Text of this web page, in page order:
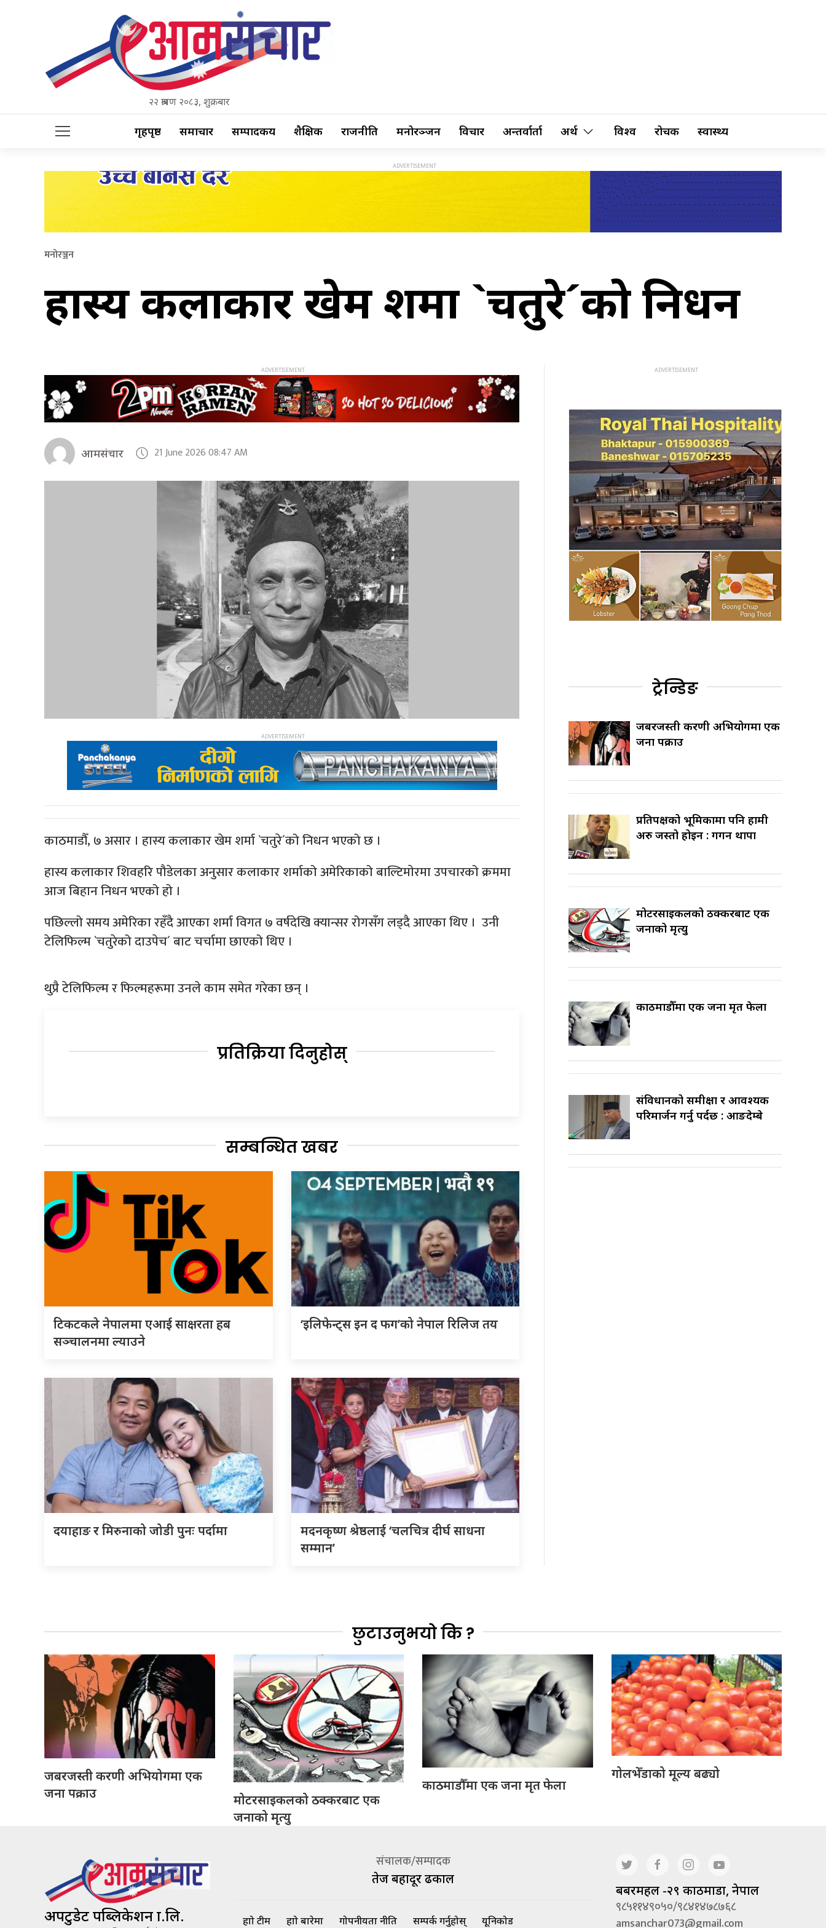
२२ श्रावण २०८३, शुक्रबार
गृहपृष्ठ समाचार सम्पादकीय शैक्षिक राजनीति मनोरञ्जन विचार अन्तर्वार्ता अर्थ विश्व रोचक स्वास्थ्य
मनोरञ्जन
हास्य कलाकार खेम शर्मा `चतुरे´को निधन
आमसंचार 21 June 2026 08:47 AM
काठमाडौँ, ७ असार । हास्य कलाकार खेम शर्मा `चतुरे´को निधन भएको छ ।
हास्य कलाकार शिवहरि पौडेलका अनुसार कलाकार शर्माको अमेरिकाको बाल्टिमाेरमा उपचारको क्रममा
आज बिहान निधन भएको हो ।
पछिल्लो समय अमेरिका रहँदै आएका शर्मा विगत ७ वर्षदेखि क्यान्सर रोगसँग लड्दै आएका थिए । उनी
टेलिफिल्म `चतुरेको दाउपेच´ बाट चर्चामा छाएको थिए ।
थुप्रै टेलिफिल्म र फिल्महरूमा उनले काम समेत गरेका छन् ।
प्रतिक्रिया दिनुहोस्
सम्बन्धित खबर
टिकटकले नेपालमा एआई साक्षरता हब
सञ्चालनमा ल्याउने
‘इलिफेन्ट्स इन द फग’को नेपाल रिलिज तय
दयाहाङ र मिरुनाको जोडी पुनः पर्दामा
मदनकृष्ण श्रेष्ठलाई ‘चलचित्र दीर्घ साधना
सम्मान’
ट्रेन्डिङ
जबरजस्ती करणी अभियोगमा एक
जना पक्राउ
प्रतिपक्षको भूमिकामा पनि हामी
अरु जस्तो होइन : गगन थापा
मोटरसाइकलको ठक्करबाट एक
जनाको मृत्यु
काठमाडौँमा एक जना मृत फेला
संविधानको समीक्षा र आवश्यक
परिमार्जन गर्नु पर्दछ : आङदेम्बे
छुटाउनुभयो कि ?
जबरजस्ती करणी अभियोगमा एक
जना पक्राउ
मोटरसाइकलको ठक्करबाट एक
जनाको मृत्यु
काठमाडौँमा एक जना मृत फेला
गोलभेँडाको मूल्य बढ्यो
अपटुडेट पब्लिकेशन प्रा.लि.
संचालक/सम्पादक
तेज बहादूर ढकाल
हाम्रो टीम हाम्रो बारेमा गोपनीयता नीति सम्पर्क गर्नुहोस् यूनिकोड
बबरमहल -२९ काठमाडौं, नेपाल
९८५११४९०५०/९८४१४७८७६८
amsanchar073@gmail.com